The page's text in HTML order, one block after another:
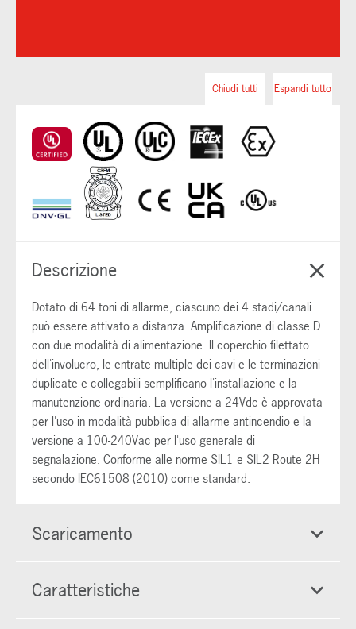
Espandi tutto
Chiudi tutti
Descrizione
Dotato di 64 toni di allarme, ciascuno dei 4 stadi/canali
può essere attivato a distanza. Amplificazione di classe D
con due modalità di alimentazione. Il coperchio filettato
dell'involucro, le entrate multiple dei cavi e le terminazioni
duplicate e collegabili semplificano l'installazione e la
manutenzione ordinaria. La versione a 24Vdc è approvata
per l'uso in modalità pubblica di allarme antincendio e la
versione a 100-240Vac per l'uso generale di
segnalazione. Conforme alle norme SIL1 e SIL2 Route 2H
secondo IEC61508 (2010) come standard.
Scaricamento
Caratteristiche